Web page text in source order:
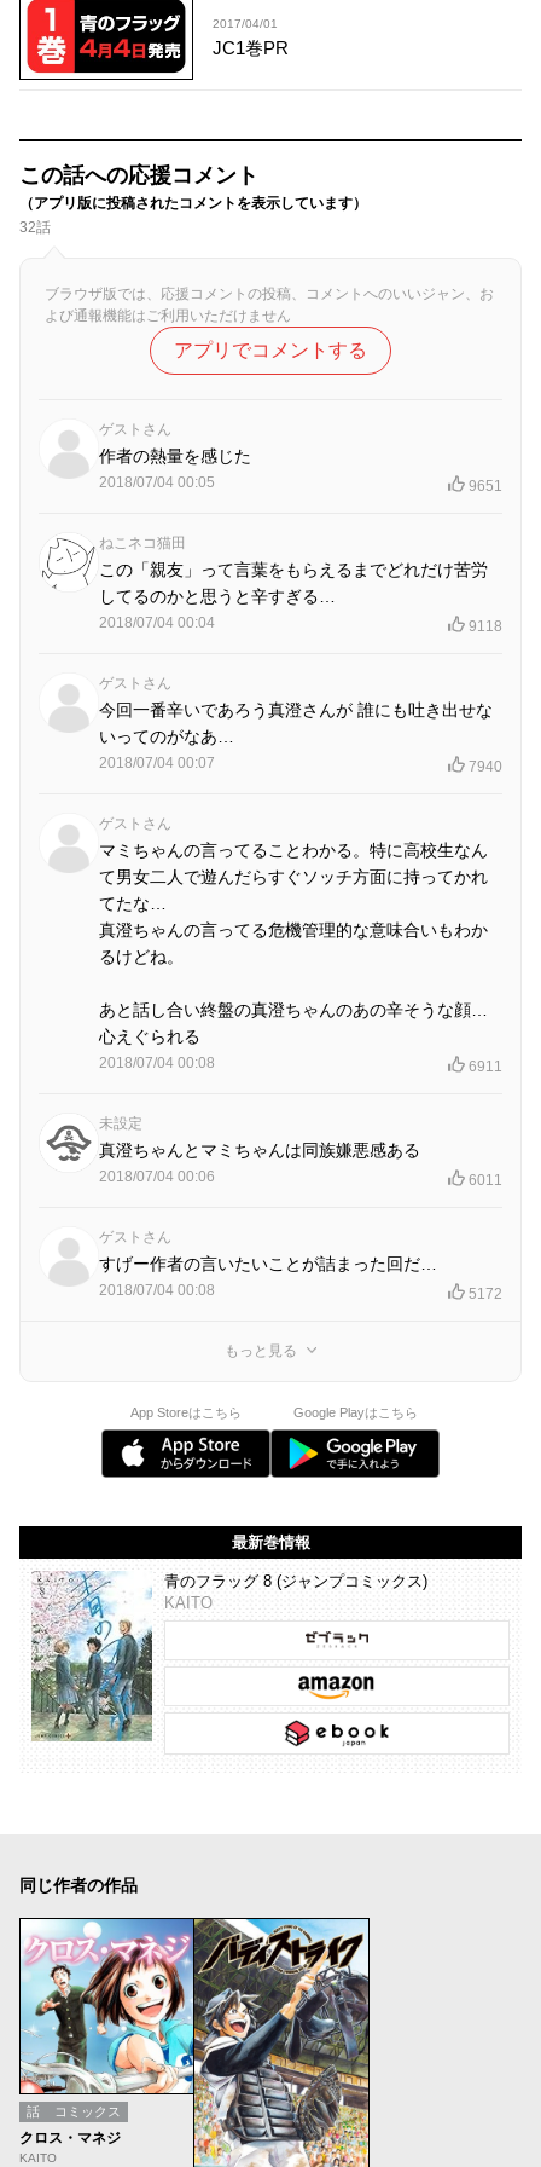
2017/04/01
JC1巻PR
この話への応援コメント
（アプリ版に投稿されたコメントを表示しています）
32話
ブラウザ版では、応援コメントの投稿、コメントへのいいジャン、お
よび通報機能はご利用いただけません
アプリでコメントする
ゲストさん
作者の熱量を感じた
2018/07/04 00:05 9651
ねこネコ猫田
この「親友」って言葉をもらえるまでどれだけ苦労
してるのかと思うと辛すぎる…
2018/07/04 00:04 9118
ゲストさん
今回一番辛いであろう真澄さんが 誰にも吐き出せな
いってのがなあ…
2018/07/04 00:07 7940
ゲストさん
マミちゃんの言ってることわかる。特に高校生なん
て男女二人で遊んだらすぐソッチ方面に持ってかれ
てたな…
真澄ちゃんの言ってる危機管理的な意味合いもわか
るけどね。
あと話し合い終盤の真澄ちゃんのあの辛そうな顔…
心えぐられる
2018/07/04 00:08 6911
未設定
真澄ちゃんとマミちゃんは同族嫌悪感ある
2018/07/04 00:06 6011
ゲストさん
すげー作者の言いたいことが詰まった回だ…
2018/07/04 00:08 5172
もっと見る
App Storeはこちら Google Playはこちら
最新巻情報
青のフラッグ 8 (ジャンプコミックス)
KAITO
同じ作者の作品
話 コミックス
クロス・マネジ
KAITO